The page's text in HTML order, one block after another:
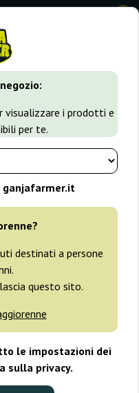
visualizzare i prodotti e
per te.
ganjafarmer.it
destinati a persone
questo sito.
le impostazioni dei
sulla privacy.
0
Semi Sativa Total Paralysis